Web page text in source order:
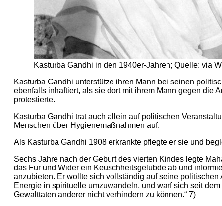
Kasturba Gandhi in den 1940er-Jahren; Quelle: via
Kasturba Gandhi unterstütze ihren Mann bei seinen
ebenfalls inhaftiert, als sie dort mit ihrem Mann gegen die
protestierte.
Kasturba Gandhi trat auch allein auf politischen
Menschen über Hygienemaßnahmen auf.
Als Kasturba Gandhi 1908 erkrankte pflegte er sie und
Sechs Jahre nach der Geburt des vierten Kindes legte
das Für und Wider ein Keuschheitsgelübde ab und
anzubieten. Er wollte sich vollständig auf seine
Energie in spirituelle umzuwandeln, und warf sich seit
Gewalttaten anderer nicht verhindern zu können.“ 7)